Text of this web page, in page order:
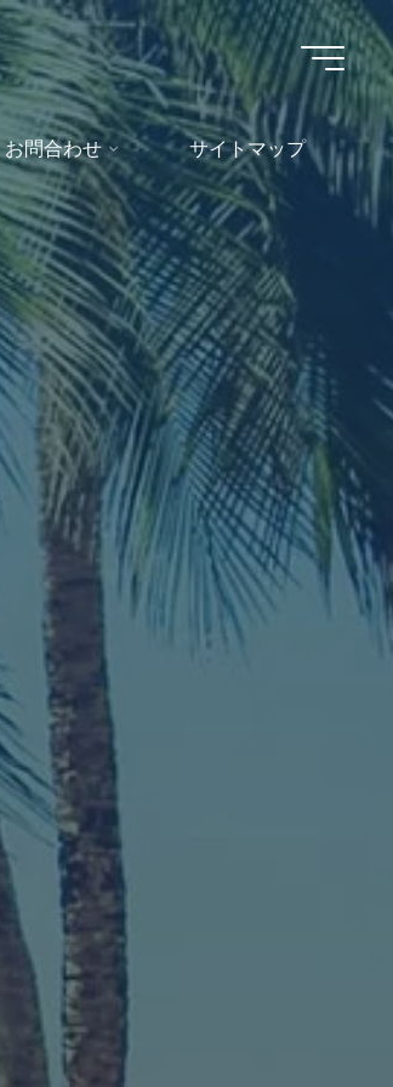
お問合わせ サイトマップ